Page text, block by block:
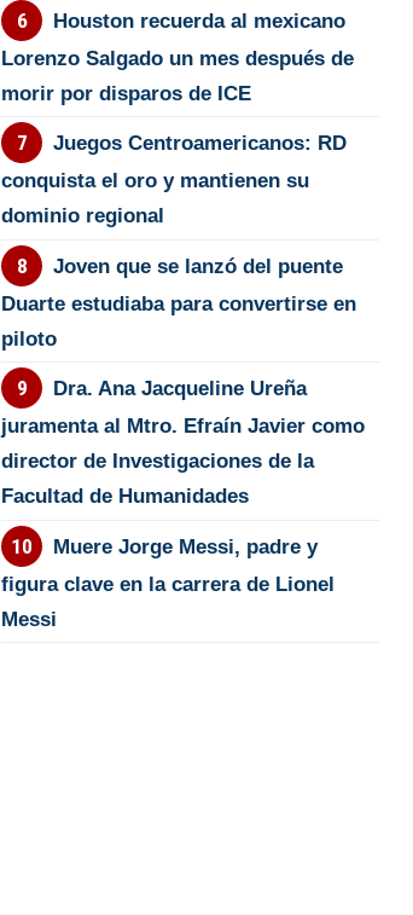
Houston recuerda al mexicano
Lorenzo Salgado un mes después de
morir por disparos de ICE
Juegos Centroamericanos: RD
conquista el oro y mantienen su
dominio regional
Joven que se lanzó del puente
Duarte estudiaba para convertirse en
piloto
Dra. Ana Jacqueline Ureña
juramenta al Mtro. Efraín Javier como
director de Investigaciones de la
Facultad de Humanidades
Muere Jorge Messi, padre y
figura clave en la carrera de Lionel
Messi